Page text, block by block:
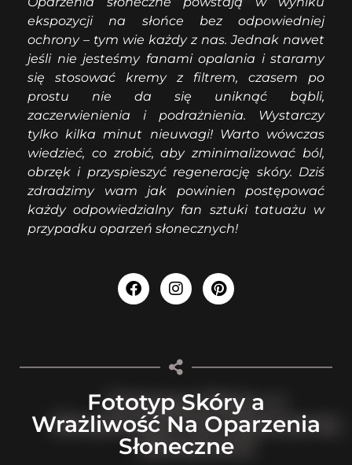
ekspozycji na słońce bez odpowiedniej
ochrony – tym wie każdy z nas. Jednak nawet
jeśli nie jesteśmy fanami opalania i staramy
się stosować kremy z filtrem, czasem po
prostu nie da się uniknąć bąbli,
zaczerwienienia i podrażnienia. Wystarczy
tylko kilka minut nieuwagi! Warto wówczas
wiedzieć, co zrobić, aby zminimalizować ból,
obrzęk i przyspieszyć regenerację skóry. Dziś
zdradzimy wam jak powinien postępować
każdy odpowiedzialny fan sztuki tatuażu w
przypadku oparzeń słonecznych!
Fototyp Skóry a
Wrażliwość Na Oparzenia
Słoneczne